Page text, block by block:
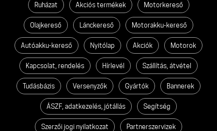
Ruházat Akciós termékek Motorkereső
Olajkereső Lánckereső Motorakku-kereső
Autóakku-kereső Nyitólap Akciók Motorok
Kapcsolat, rendelés Hírlevél Szállítás, átvétel
Tudásbázis Versenyzők Gyártók Bannerek
ÁSZF, adatkezelés, jótállás Segítség
Szerzői jogi nyilatkozat Partnerszervizek